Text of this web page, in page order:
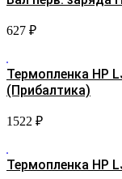
627 ₽
Термопленка HP
(Прибалтика)
1522 ₽
Термопленка HP